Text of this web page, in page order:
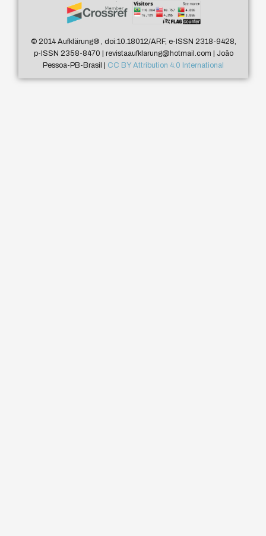
© 2014 Aufklärung®, doi:10.18012/ARF, e-ISSN 2318-9428,
p-ISSN 2358-8470 | revistaaufklarung@hotmail.com | João
Pessoa-PB-Brasil | CC BY Attribution 4.0 International